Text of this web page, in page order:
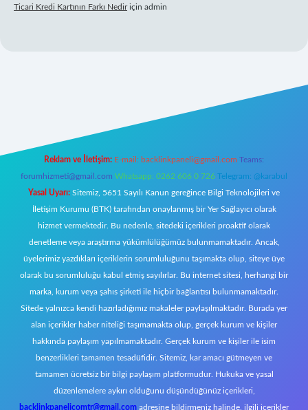
Ticari Kredi Kartının Farkı Nediriçin admin
Reklam ve İletişim: E-mail: backlinkpaneli@gmail.com Teams:
forumhizmeti@gmail.com Whatsapp: 0262 606 0 726 Telegram: @karabul
Yasal Uyarı: Sitemiz, 5651 Sayılı Kanun gereğince Bilgi Teknolojileri ve
İletişim Kurumu (BTK) tarafından onaylanmış bir Yer Sağlayıcı olarak
hizmet vermektedir. Bu nedenle, sitedeki içerikleri proaktif olarak
denetleme veya araştırma yükümlülüğümüz bulunmamaktadır. Ancak,
üyelerimiz yazdıkları içeriklerin sorumluluğunu taşımakta olup, siteye üye
olarak bu sorumluluğu kabul etmiş sayılırlar. Bu internet sitesi, herhangi bir
marka, kurum veya şahıs şirketi ile hiçbir bağlantısı bulunmamaktadır.
Sitede yalnızca kendi hazırladığımız makaleler paylaşılmaktadır. Burada yer
alan içerikler haber niteliği taşımamakta olup, gerçek kurum ve kişiler
hakkında paylaşım yapılmamaktadır. Gerçek kurum ve kişiler ile isim
benzerlikleri tamamen tesadüfidir. Sitemiz, kar amacı gütmeyen ve
tamamen ücretsiz bir bilgi paylaşım platformudur. Hukuka ve yasal
düzenlemelere aykırı olduğunu düşündüğünüz içerikleri,
backlinkpanelicomtr@gmail.com adresine bildirmeniz halinde, ilgili içerikler